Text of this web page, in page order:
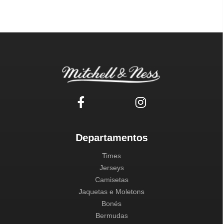
Departamentos
Times
Jerseys
Camisetas
Jaquetas e Moletons
Bonés
Bermudas